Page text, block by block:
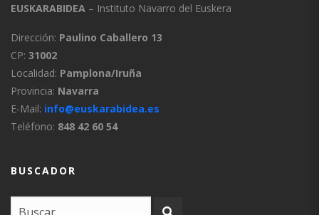
EUSKARABIDEA – Instituto Navarro del Euskera
Dirección: Paulino Caballero 13
CP: 31002
Localidad: Pamplona/Iruña
Provincia: Navarra
E-Mail: info@euskarabidea.es
Teléfono: 848 42 60 54
BUSCADOR